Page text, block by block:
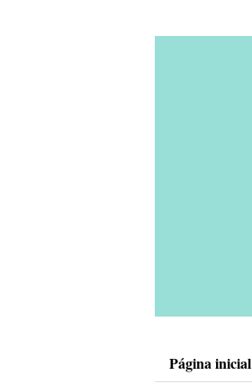
Página inicial